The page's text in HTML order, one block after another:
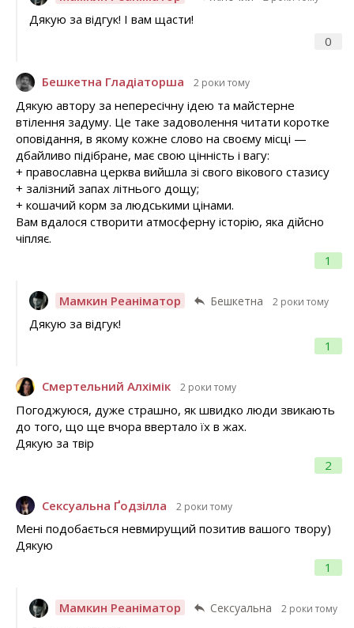
0
Дякую за відгук! І вам щасти!
Бешкетна Гладіаторша 2 роки тому
1
Дякую автору за непересічну ідею та майстерне
втілення задуму. Це таке задоволення читати коротке
оповідання, в якому кожне слово на своєму місці —
дбайливо підібране, має свою цінність і вагу:
+ православна церква вийшла зі свого вікового стазису
+ залізний запах літнього дощу;
+ кошачий корм за людськими цінами.
Вам вдалося створити атмосферну історію, яка дійсно
чіпляє.
Мамкин Реаніматор Бешкетна 2 роки тому
1
Дякую за відгук!
Смертельний Алхімік 2 роки тому
2
Погоджуюся, дуже страшно, як швидко люди звикають
до того, що ще вчора ввертало їх в жах.
Дякую за твір
Сексуальна Ґодзілла 2 роки тому
1
Мені подобається невмирущий позитив вашого твору)
Дякую
Мамкин Реаніматор Сексуальна 2 роки тому